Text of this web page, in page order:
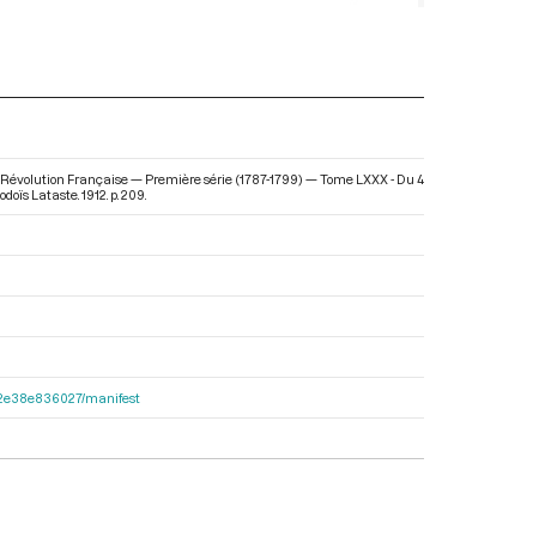
Française — Première série (1787-1799) — Tome LXXX - Du 4
Lataste. 1912. p. 209.
manifest